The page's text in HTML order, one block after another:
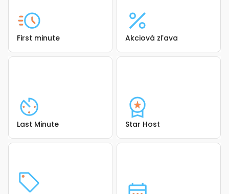
First minute Akciová zľava
Last Minute Star Host